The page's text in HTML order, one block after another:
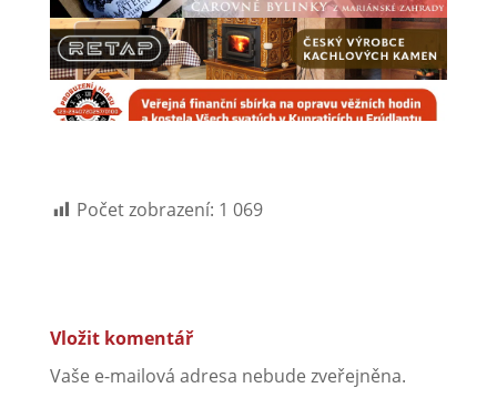
Počet zobrazení: 1 069
Vložit komentář
Vaše e-mailová adresa nebude zveřejněna.